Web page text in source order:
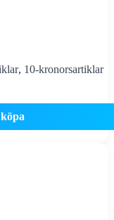
, 10-kronorsartiklar